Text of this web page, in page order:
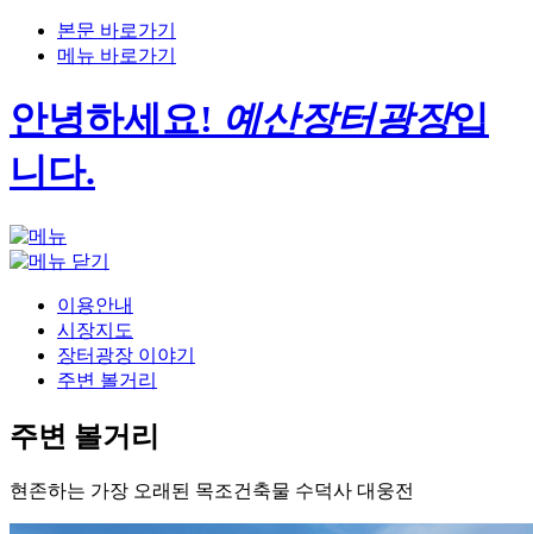
본문 바로가기
메뉴 바로가기
안녕하세요! 예산장터광장입
니다.
이용안내
시장지도
장터광장 이야기
주변 볼거리
주변 볼거리
현존하는 가장 오래된 목조건축물 수덕사 대웅전